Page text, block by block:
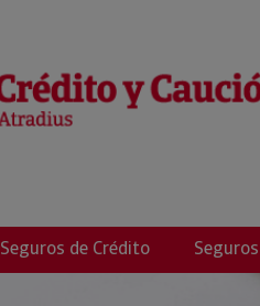
Seguros de Crédito